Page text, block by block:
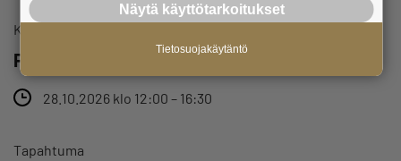
Koulutukset ja seminaarit
Pirkanmaan Omistajanvaihdosmarkkinat
28.10.2026 klo 12:00 – 16:30
Tapahtuma
Näytä käyttötarkoitukset
Tietosuojakäytäntö